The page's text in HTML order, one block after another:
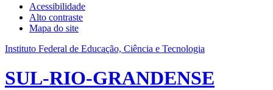
Acessibilidade
Alto contraste
Mapa do site
Instituto Federal de Educação, Ciência e Tecnologia
SUL-RIO-GRANDENSE